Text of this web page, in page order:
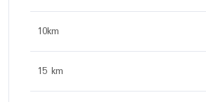
10km
15 km